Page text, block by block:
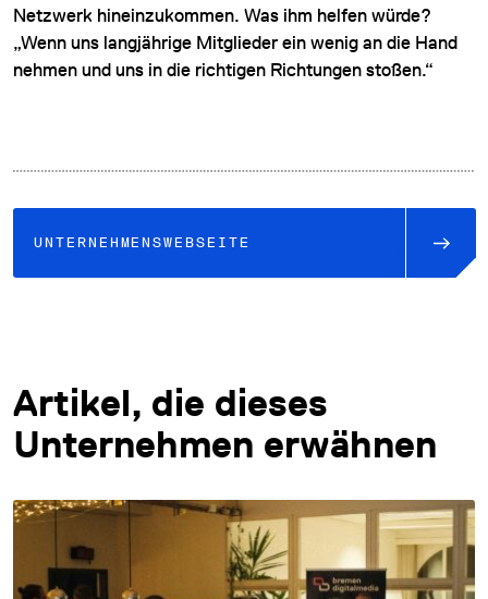
Netzwerk hineinzukommen. Was ihm helfen würde?
„Wenn uns langjährige Mitglieder ein wenig an die Hand
nehmen und uns in die richtigen Richtungen stoßen.“
UNTERNEHMENSWEBSEITE
Artikel, die dieses
Unternehmen erwähnen